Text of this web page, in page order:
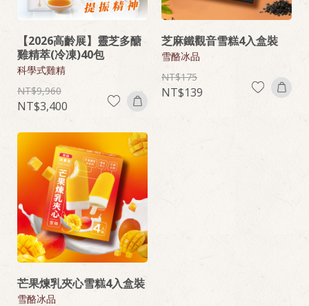
【2026高齡展】靈芝多醣
雞精萃(冷凍)40包
科學式雞精
9,960
3,400
芝麻鐵觀音雪糕4入盒裝
雪酪冰品
175
139
芒果煉乳夾心雪糕4入盒裝
雪酪冰品